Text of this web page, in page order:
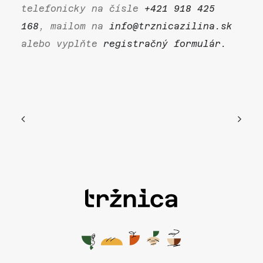
telefonicky na čísle +421 918 425
168 , mailom na info@trznicazilina.sk
alebo vyplňte registračný formulár.